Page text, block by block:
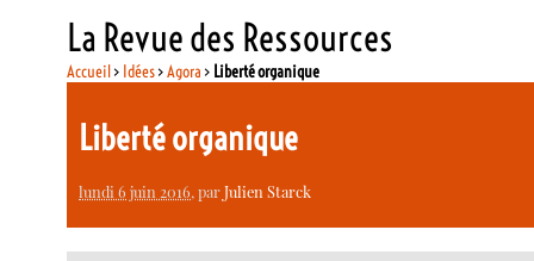
La Revue des Ressources
Accueil> Idées>Agora > Liberté organique
Liberté organique
lundi 6 juin 2016, parJulien Starck